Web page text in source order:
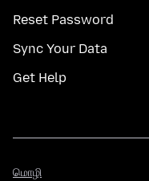
Reset Password
Sync Your Data
Get Help
மொழி